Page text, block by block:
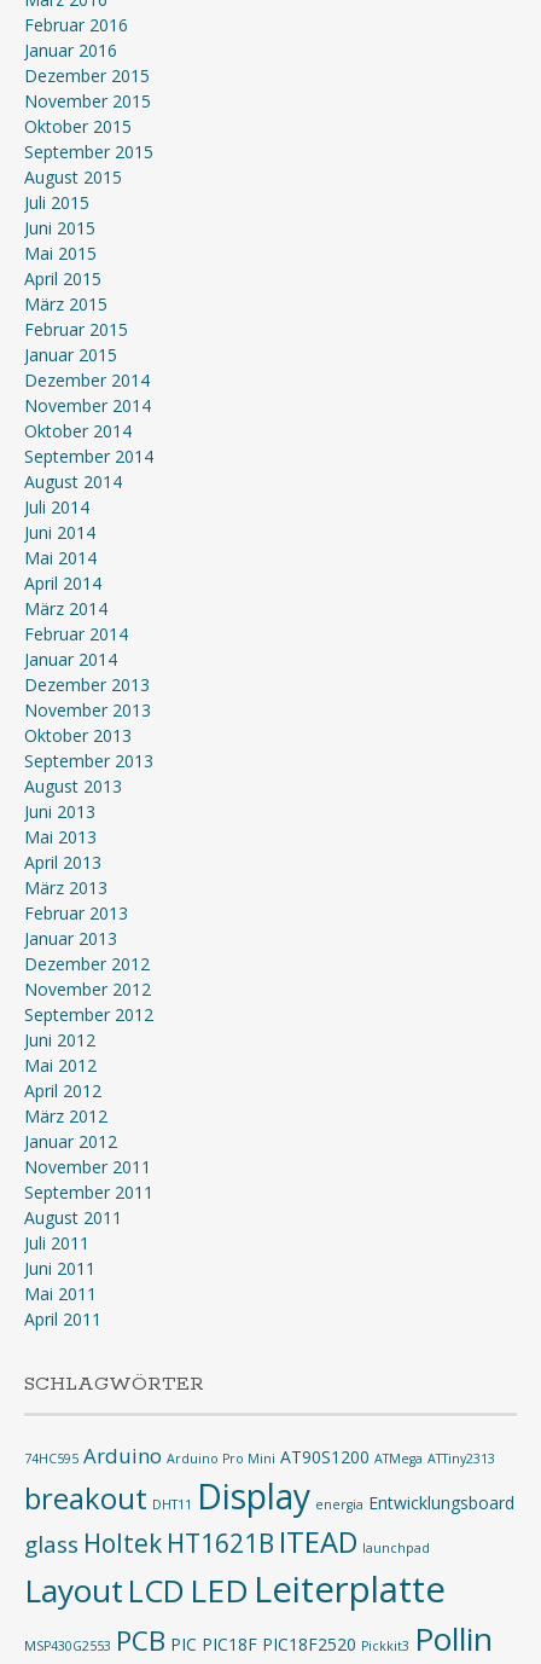
Februar 2016
Januar 2016
Dezember 2015
November 2015
Oktober 2015
September 2015
August 2015
Juli 2015
Juni 2015
Mai 2015
April 2015
März 2015
Februar 2015
Januar 2015
Dezember 2014
November 2014
Oktober 2014
September 2014
August 2014
Juli 2014
Juni 2014
Mai 2014
April 2014
März 2014
Februar 2014
Januar 2014
Dezember 2013
November 2013
Oktober 2013
September 2013
August 2013
Juni 2013
Mai 2013
April 2013
März 2013
Februar 2013
Januar 2013
Dezember 2012
November 2012
September 2012
Juni 2012
Mai 2012
April 2012
März 2012
Januar 2012
November 2011
September 2011
August 2011
Juli 2011
Juni 2011
Mai 2011
April 2011
SCHLAGWÖRTER
74HC595 Arduino Arduino Pro Mini AT90S1200 ATMega ATTiny2313
breakout DHT11 Display energia Entwicklungsboard
glass Holtek HT1621B ITEAD launchpad
Layout LCD LED Leiterplatte
MSP430G2553 PCB PIC PIC18F PIC18F2520 Pickkit3 Pollin